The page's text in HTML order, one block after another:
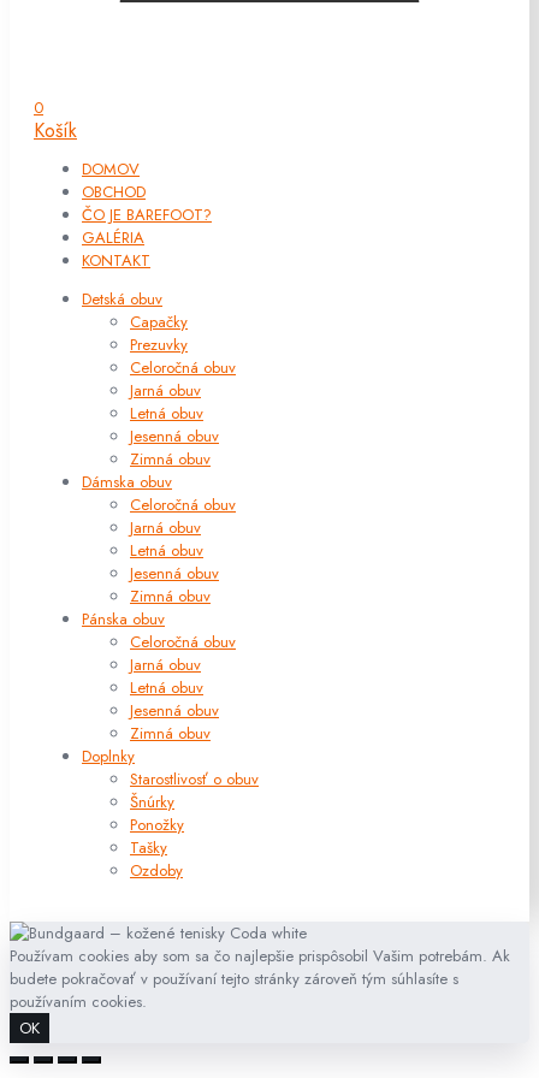
0
Košík
DOMOV
OBCHOD
ČO JE BAREFOOT?
GALÉRIA
KONTAKT
Detská obuv
Capačky
Prezuvky
Celoročná obuv
Jarná obuv
Letná obuv
Jesenná obuv
Zimná obuv
Dámska obuv
Celoročná obuv
Jarná obuv
Letná obuv
Jesenná obuv
Zimná obuv
Pánska obuv
Celoročná obuv
Jarná obuv
Letná obuv
Jesenná obuv
Zimná obuv
Doplnky
Starostlivosť o obuv
Šnúrky
Ponožky
Tašky
Ozdoby
Používam cookies aby som sa čo najlepšie prispôsobil Vašim potrebám. Ak
budete pokračovať v používaní tejto stránky zároveň tým súhlasíte s
používaním cookies.
OK